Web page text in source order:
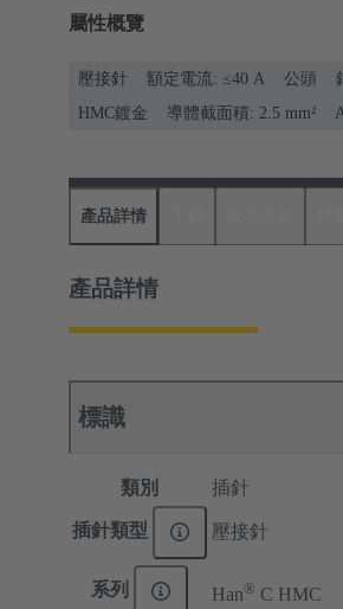
屬性概覽
壓接針 額定電流: ≤40 A 公頭
HMC鍍金
導體截面積: 2.5 mm²
產品詳情
產品詳情
標識
類別 插針
插針類型 壓接針
系列 Han® C HMC